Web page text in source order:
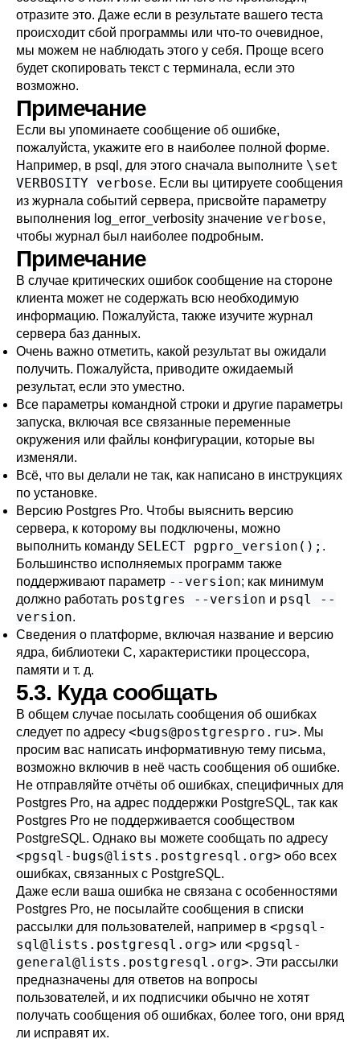
отразите это. Даже если в результате вашего теста
происходит сбой программы или что-то очевидное,
мы можем не наблюдать этого у себя. Проще всего
будет скопировать текст с терминала, если это
возможно.
Примечание
Если вы упоминаете сообщение об ошибке,
пожалуйста, укажите его в наиболее полной форме.
Например, в psql , для этого сначала выполните \set
VERBOSITY verbose. Если вы цитируете сообщения
из журнала событий сервера, присвойте параметру
выполнения log_error_verbosity значение verbose,
чтобы журнал был наиболее подробным.
Примечание
В случае критических ошибок сообщение на стороне
клиента может не содержать всю необходимую
информацию. Пожалуйста, также изучите журнал
сервера баз данных.
Очень важно отметить, какой результат вы ожидали
получить. Пожалуйста, приводите ожидаемый
результат, если это уместно.
Все параметры командной строки и другие параметры
запуска, включая все связанные переменные
окружения или файлы конфигурации, которые вы
изменяли.
Всё, что вы делали не так, как написано в инструкциях
по установке.
Версию Postgres Pro. Чтобы выяснить версию
сервера, к которому вы подключены, можно
выполнить команду SELECT pgpro_version(); .
Большинство исполняемых программ также
поддерживают параметр --version; как минимум
должно работать postgres --version и psql --
version.
Сведения о платформе, включая название и версию
ядра, библиотеки C, характеристики процессора,
памяти и т. д.
5.3. Куда сообщать
В общем случае посылать сообщения об ошибках
следует по адресу <bugs@postgrespro.ru>. Мы
просим вас написать информативную тему письма,
возможно включив в неё часть сообщения об ошибке.
Не отправляйте отчёты об ошибках, специфичных для
Postgres Pro, на адрес поддержки PostgreSQL, так как
Postgres Pro не поддерживается сообществом
PostgreSQL. Однако вы можете сообщать по адресу
<pgsql-bugs@lists.postgresql.org> обо всех
ошибках, связанных с PostgreSQL.
Даже если ваша ошибка не связана с особенностями
Postgres Pro, не посылайте сообщения в списки
рассылки для пользователей, например в <pgsql-
sql@lists.postgresql.org> или <pgsql-
general@lists.postgresql.org>. Эти рассылки
предназначены для ответов на вопросы
пользователей, и их подписчики обычно не хотят
получать сообщения об ошибках, более того, они вряд
ли исправят их.